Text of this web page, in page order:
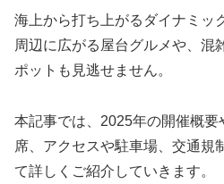
海上から打ち上がるダイナミッ
周辺に広がる屋台グルメや、混
ポットも見逃せません。
本記事では、2025年の開催概要
席、アクセスや駐車場、交通規
て詳しくご紹介していきます。